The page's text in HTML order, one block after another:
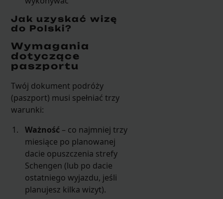
Jak uzyskać wizę
do Polski?
Wymagania
dotyczące
paszportu
Twój dokument podróży
(paszport) musi spełniać trzy
warunki:
Ważność – co najmniej trzy
miesiące po planowanej
dacie opuszczenia strefy
Schengen (lub po dacie
ostatniego wyjazdu, jeśli
planujesz kilka wizyt).